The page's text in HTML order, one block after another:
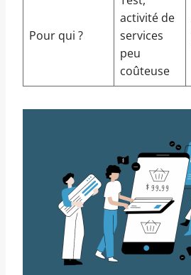
Pour qui ?
activité de
services
peu
coûteuse